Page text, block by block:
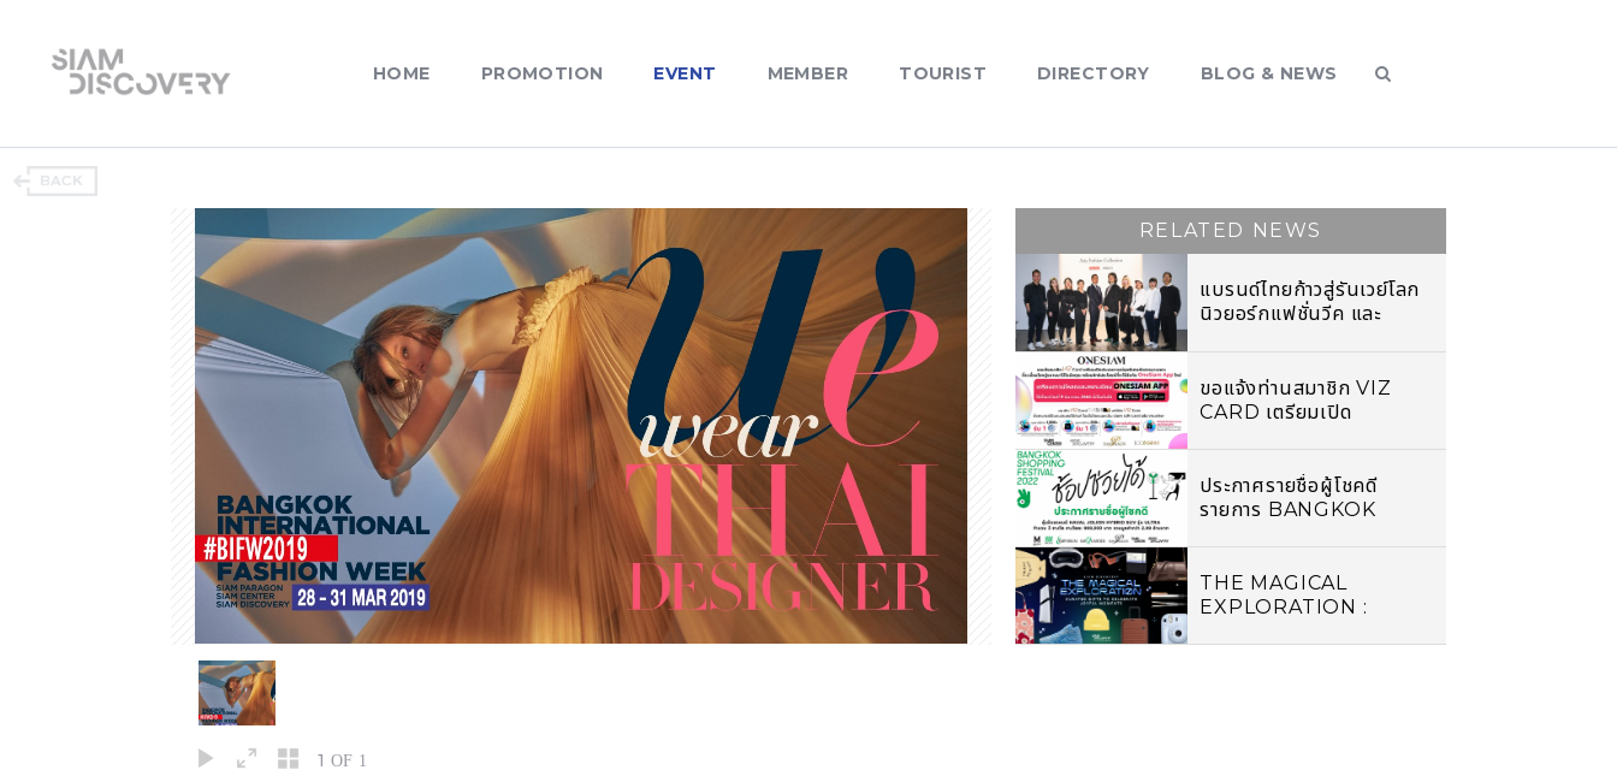
HOME PROMOTION EVENT MEMBER TOURIST DIRECTORY BLOG & NEWS
1 OF 1
RELATED NEWS
แบรนด์ไทยก้าวสู่รันเวย์โลก
นิวยอร์กแฟชั่นวีค และ
ขอแจ้งท่านสมาชิก VIZ
CARD เตรียมเปิด
ขนานมาไว้ในมือคุณ พร้อม
สิทธิประโยชน์ที่จะได้รับกับ
ประกาศรายชื่อผู้โชคดี
รายการ BANGKOK
THE MAGICAL
EXPLORATION :